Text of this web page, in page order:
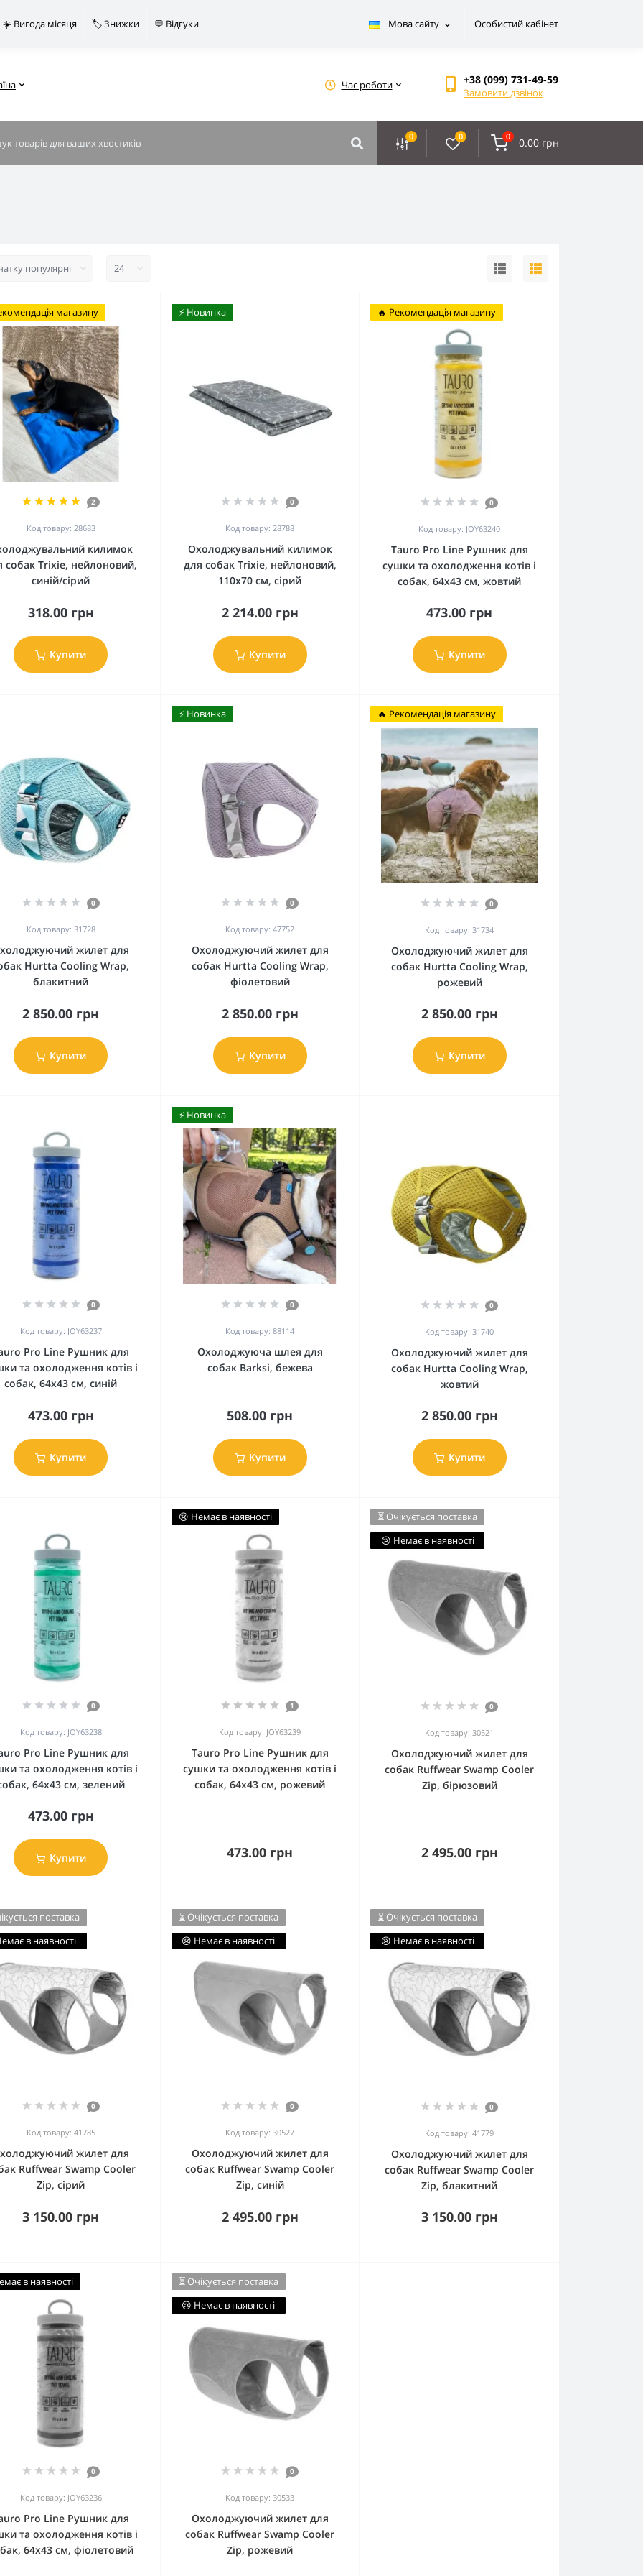
☀️ Вигода місяця 🏷️ Знижки 💬 Відгуки Мова сайту Особистий кабінет
Час роботи +38 (099) 731-49-59
Замовити дзвінок
0 0 0 0.00 грн
магазину
2
Код товару: 28683
килимок
собак Trixie, нейлоновий,
синій/сірий
318.00 грн
Купити
⚡️ Новинка
0
Код товару: 28788
Охолоджувальний килимок
для собак Trixie, нейлоновий,
110х70 см, сірий
2 214.00 грн
Купити
🔥 Рекомендація магазину
0
Код товару: JOY63240
Tauro Pro Line Рушник для
сушки та охолодження котів і
собак, 64х43 см, жовтий
473.00 грн
Купити
0
Код товару: 31728
жилет для
Hurtta Cooling Wrap,
блакитний
2 850.00 грн
Купити
⚡️ Новинка
0
Код товару: 47752
Охолоджуючий жилет для
собак Hurtta Cooling Wrap,
фіолетовий
2 850.00 грн
Купити
🔥 Рекомендація магазину
0
Код товару: 31734
Охолоджуючий жилет для
собак Hurtta Cooling Wrap,
рожевий
2 850.00 грн
Купити
0
Код товару: JOY63237
Pro Line Рушник для
та охолодження котів і
собак, 64х43 см, синій
473.00 грн
Купити
⚡️ Новинка
0
Код товару: 88114
Охолоджуюча шлея для
собак Barksi, бежева
508.00 грн
Купити
0
Код товару: 31740
Охолоджуючий жилет для
собак Hurtta Cooling Wrap,
жовтий
2 850.00 грн
Купити
0
Код товару: JOY63238
Pro Line Рушник для
та охолодження котів і
64х43 см, зелений
473.00 грн
Купити
😢 Немає в наявності
1
Код товару: JOY63239
Tauro Pro Line Рушник для
сушки та охолодження котів і
собак, 64х43 см, рожевий
473.00 грн
⏳ Очікується поставка
😢 Немає в наявності
0
Код товару: 30521
Охолоджуючий жилет для
собак Ruffwear Swamp Cooler
Zip, бірюзовий
2 495.00 грн
поставка
в наявності
0
Код товару: 41785
жилет для
Ruffwear Swamp Cooler
Zip, сірий
3 150.00 грн
⏳ Очікується поставка
😢 Немає в наявності
0
Код товару: 30527
Охолоджуючий жилет для
собак Ruffwear Swamp Cooler
Zip, синій
2 495.00 грн
⏳ Очікується поставка
😢 Немає в наявності
0
Код товару: 41779
Охолоджуючий жилет для
собак Ruffwear Swamp Cooler
Zip, блакитний
3 150.00 грн
в наявності
0
Код товару: JOY63236
Pro Line Рушник для
та охолодження котів і
64х43 см, фіолетовий
⏳ Очікується поставка
😢 Немає в наявності
0
Код товару: 30533
Охолоджуючий жилет для
собак Ruffwear Swamp Cooler
Zip, рожевий